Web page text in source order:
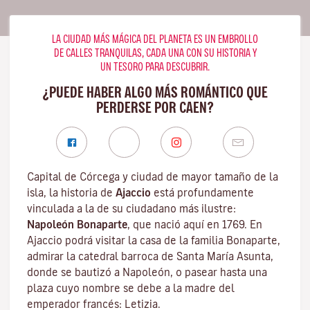
LA CIUDAD MÁS MÁGICA DEL PLANETA ES UN EMBROLLO
DE CALLES TRANQUILAS, CADA UNA CON SU HISTORIA Y
UN TESORO PARA DESCUBRIR.
¿PUEDE HABER ALGO MÁS ROMÁNTICO QUE
PERDERSE POR CAEN?
Capital de Córcega y ciudad de mayor tamaño de la
isla, la historia de Ajaccio está profundamente
vinculada a la de su ciudadano más ilustre:
Napoleón Bonaparte, que nació aquí en 1769. En
Ajaccio podrá visitar la casa de la familia Bonaparte,
admirar la catedral barroca de Santa María Asunta,
donde se bautizó a Napoleón, o pasear hasta una
plaza cuyo nombre se debe a la madre del
emperador francés: Letizia.